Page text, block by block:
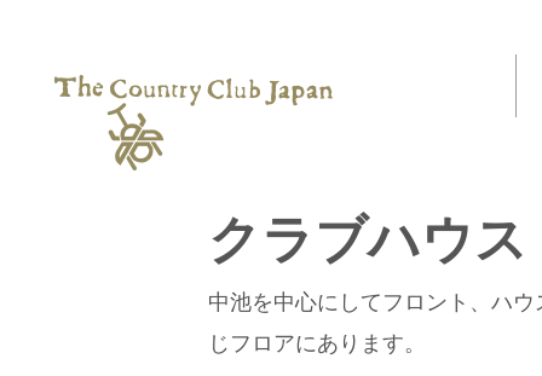
クラブハウス
中池を中心にしてフロント、ハ
じフロアにあります。